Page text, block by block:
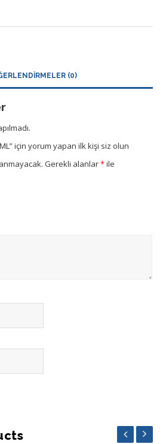
(0)
için yorum yapan ilk kişi siz olun
Gerekli alanlar*ile